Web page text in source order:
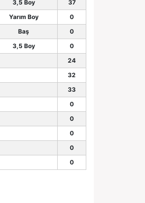
3,5 Boy
37
Yarım Boy
0
Baş
0
3,5 Boy
0
24
32
33
0
0
0
0
0